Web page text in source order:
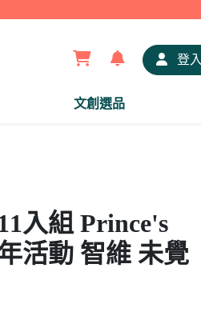
登入
文創選品
入組 Prince's
活動 智維 未覺